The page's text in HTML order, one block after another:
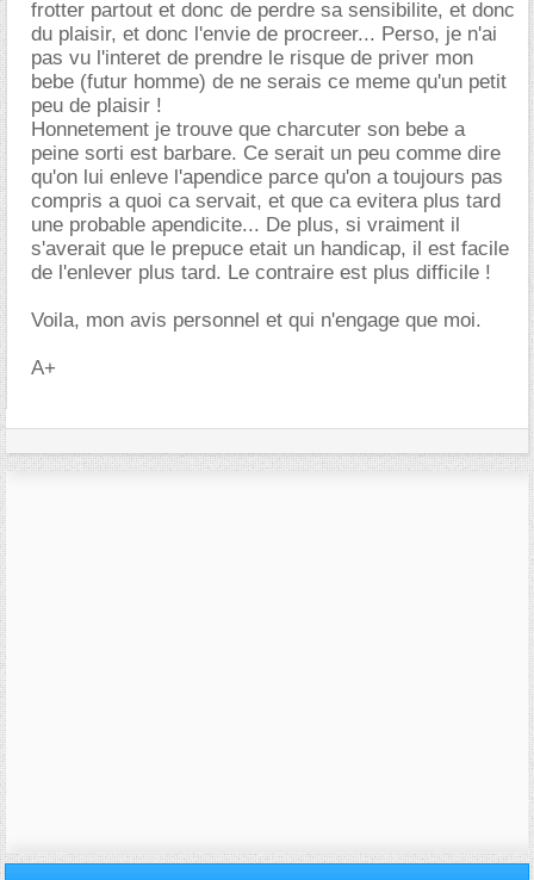
frotter partout et donc de perdre sa sensibilite, et donc
du plaisir, et donc l'envie de procreer... Perso, je n'ai
pas vu l'interet de prendre le risque de priver mon
bebe (futur homme) de ne serais ce meme qu'un petit
peu de plaisir !
Honnetement je trouve que charcuter son bebe a
peine sorti est barbare. Ce serait un peu comme dire
qu'on lui enleve l'apendice parce qu'on a toujours pas
compris a quoi ca servait, et que ca evitera plus tard
une probable apendicite... De plus, si vraiment il
s'averait que le prepuce etait un handicap, il est facile
de l'enlever plus tard. Le contraire est plus difficile !
Voila, mon avis personnel et qui n'engage que moi.
A+